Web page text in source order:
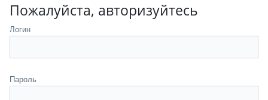
Пожалуйста, авторизуйтесь
Логин
Пароль